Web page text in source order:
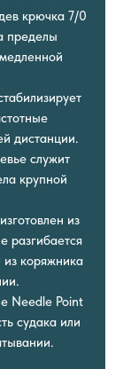
крючка 7/0
пределы
дистанции.
служит
крупной
из
разгибается
коряжника
Needle Point
судака или